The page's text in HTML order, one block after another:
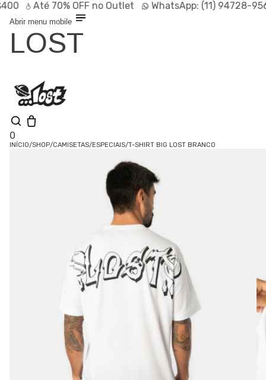
Até70% OFF no Outlet WhatsApp:(11) 94728-9569
Abrir menu mobile
LOST
0
INÍCIO/SHOP/CAMISETAS/ESPECIAIS/T-SHIRT BIG LOST BRANCO